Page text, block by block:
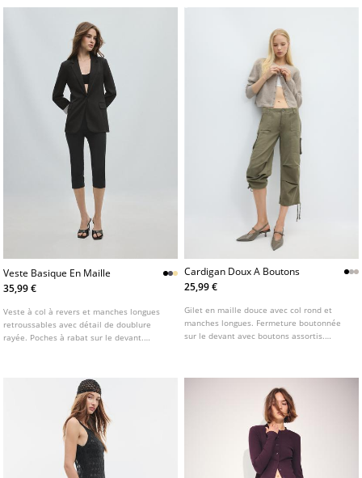
Veste Basique En Maille
35,99 €
Veste à col à revers et manches longues
retroussables avec détail de doublure
rayée. Poches à rabat sur le devant.
Cardigan Doux A Boutons
25,99 €
Gilet en maille douce avec col rond et
manches longues. Fermeture boutonnée
sur le devant avec boutons assortis.